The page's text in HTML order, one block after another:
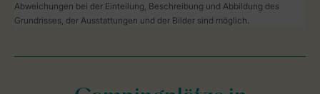
Abweichungen bei der Einteilung, Beschreibung und Abbildung des
Grundrisses, der Ausstattungen und der Bilder sind möglich.